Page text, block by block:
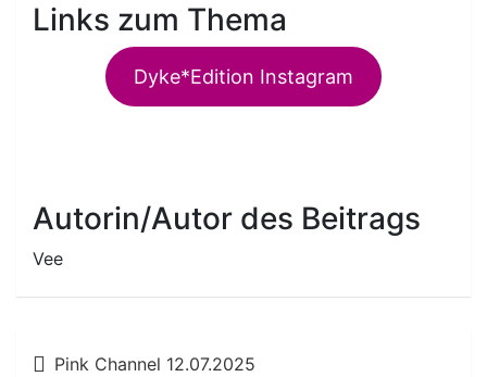
Links zum Thema
Dyke*Edition Instagram
Autorin/Autor des Beitrags
Vee
Beitragsnavigation
Pink Channel 12.07.2025